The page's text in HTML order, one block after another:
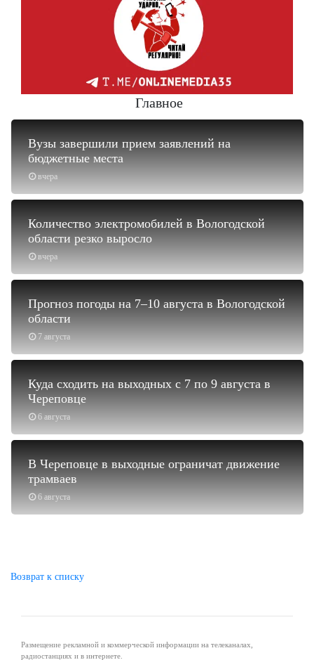
Главное
вчера
Вузы завершили прием заявлений на
бюджетные места
вчера
Количество электромобилей в Вологодской
области резко выросло
7 августа
Прогноз погоды на 7–10 августа в Вологодской
области
6 августа
Куда сходить на выходных с 7 по 9 августа в
Череповце
6 августа
В Череповце в выходные ограничат движение
трамваев
Возврат к списку
Размещение рекламной и коммерческой информации на телеканалах,
радиостанциях и в интернете.